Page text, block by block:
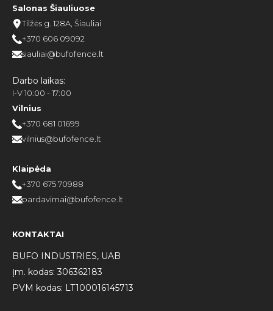
Salonas Šiauliuose
Tilžės g. 128A, Šiauliai
+370 606 09092
siauliai@bufofence.lt
Darbo laikas:
I-V 10:00 - 17:00
Vilnius
+370 681 01699
vilnius@bufofence.lt
Klaipėda
+370 675 70988
pardavimai@bufofence.lt
KONTAKTAI
BUFO INDUSTRIES, UAB
Įm. kodas: 306362183
PVM kodas: LT100016145713